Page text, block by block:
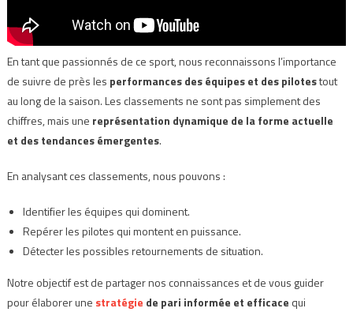
En tant que passionnés de ce sport, nous reconnaissons l’importance
de suivre de près les performances des équipes et des pilotestout
au long de la saison. Les classements ne sont pas simplement des
chiffres, mais une représentation dynamique de la forme actuelle
et des tendances émergentes.
En analysant ces classements, nous pouvons :
Identifier les équipes qui dominent.
Repérer les pilotes qui montent en puissance.
Détecter les possibles retournements de situation.
Notre objectif est de partager nos connaissances et de vous guider
pour élaborer une stratégie de pari informée et efficace qui